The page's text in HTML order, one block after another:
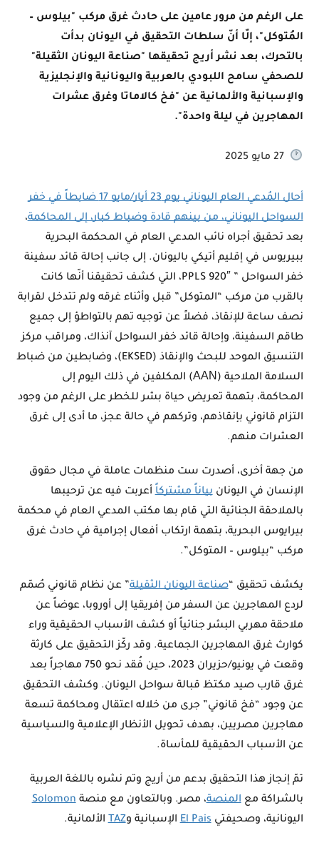
على الرغم من مرور عامين على حادث غرق مركب "بيلوس –
المُتوكل"، إلّا أنّ سلطات التحقيق في اليونان بدأت
بالتحرك، بعد نشر أريج تحقيقها "صناعة اليونان الثقيلة"
للصحفي سامح اللبودي بالعربية واليونانية والإنجليزية
والإسبانية والألمانية عن "فخ كالاماتا وغرق عشرات
المهاجرين في ليلة واحدة".
27 مايو 2025
أحال المُدعي العام اليوناني يوم 23 أيار/مايو 17 ضابطاً في خفر
السواحل اليوناني، من بينهم قادة وضباط كبار، إلى المحاكمة،
بعد تحقيق أجراه نائب المدعي العام في المحكمة البحرية
ببيريوس في إقليم أتيكي باليونان. إلى جانب إحالة قائد سفينة
خفر السواحل ” PPLS 920″، التي كشف تحقيقنا أنّها كانت
بالقرب من مركب “المتوكل” قبل وأثناء غرقه ولم تتدخل لقرابة
نصف ساعة للإنقاذ، فضلاً عن توجيه تهم بالتواطؤ إلى جميع
طاقم السفينة، وإحالة قائد خفر السواحل آنذاك، ومراقب مركز
التنسيق الموحد للبحث والإنقاذ (EKSED)، وضابطين من ضباط
السلامة الملاحية (ΑΑΝ) المكلفين في ذلك اليوم إلى
المحاكمة، بتهمة تعريض حياة بشر للخطر على الرغم من وجود
التزام قانوني بإنقاذهم، وتركهم في حالة عجز، ما أدى إلى غرق
العشرات منهم.
من جهة أخرى، أصدرت ست منظمات عاملة في مجال حقوق
الإنسان في اليونانبياناً مشتركاًأعربت فيه عن ترحيبها
بالملاحقة الجنائية التي قام بها مكتب المدعي العام في محكمة
بيرايوس البحرية، بتهمة ارتكاب أفعال إجرامية في حادث غرق
مركب “بيلوس – المتوكل”.
يكشف تحقيق “صناعة اليونان الثقيلة” عن نظام قانوني صُمّم
لردع المهاجرين عن السفر من إفريقيا إلى أوروبا، عوضاً عن
ملاحقة مهربي البشر جنائياً أو كشف الأسباب الحقيقية وراء
كوارث غرق المهاجرين الجماعية. وقد ركّز التحقيق على كارثة
وقعت في يونيو/حزيران 2023، حين فُقد نحو 750 مهاجراً بعد
غرق قارب صيد مكتظ قبالة سواحل اليونان. وكشف التحقيق
عن وجود “فخ قانوني” جرى من خلاله اعتقال ومحاكمة تسعة
مهاجرين مصريين، بهدف تحويل الأنظار الإعلامية والسياسية
عن الأسباب الحقيقية للمأساة.
تمّ إنجاز هذا التحقيق بدعم من أريج وتم نشره باللغة العربية
بالشراكة معالمنصة، مصر. وبالتعاون مع منصةSolomon
اليونانية، وصحيفتيEl Paisالإسبانية وTAZالألمانية.